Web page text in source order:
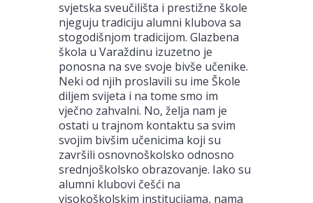
svjetska sveučilišta i prestižne škole
njeguju tradiciju alumni klubova sa
stogodišnjom tradicijom. Glazbena
škola u Varaždinu izuzetno je
ponosna na sve svoje bivše učenike.
Neki od njih proslavili su ime Škole
diljem svijeta i na tome smo im
vječno zahvalni. No, želja nam je
ostati u trajnom kontaktu sa svim
svojim bivšim učenicima koji su
završili osnovnoškolsko odnosno
srednjoškolsko obrazovanje. Iako su
alumni klubovi češći na
visokoškolskim institucijama, nama